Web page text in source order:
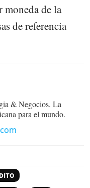
de la
de referencia
& Negocios. La
para el mundo.